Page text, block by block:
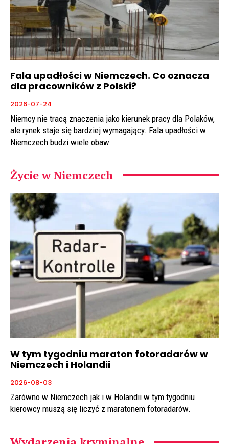
Fala upadłości w Niemczech. Co oznacza
dla pracowników z Polski?
2026-07-24
Niemcy nie tracą znaczenia jako kierunek pracy dla Polaków,
ale rynek staje się bardziej wymagający. Fala upadłości w
Niemczech budzi wiele obaw.
Życie w Niemczech
W tym tygodniu maraton fotoradarów w
Niemczech i Holandii
2026-08-03
Zarówno w Niemczech jak i w Holandii w tym tygodniu
kierowcy muszą się liczyć z maratonem fotoradarów.